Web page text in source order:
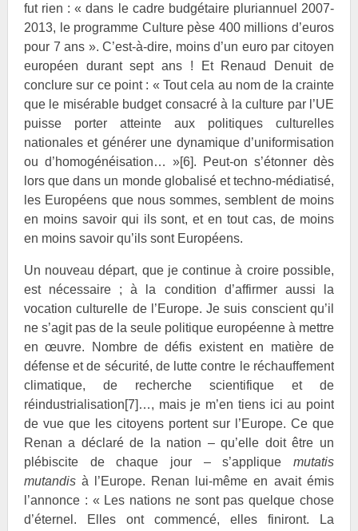
fut rien : « dans le cadre budgétaire pluriannuel 2007-
2013, le programme Culture pèse 400 millions d’euros
pour 7 ans ». C’est-à-dire, moins d’un euro par citoyen
européen durant sept ans ! Et Renaud
Denuit de
conclure sur ce point : « Tout cela au nom de la crainte
que le misérable budget consacré à la culture par l’UE
puisse porter atteinte aux politiques culturelles
nationales et générer une dynamique d’uniformisation
ou d’homogénéisation… »[6]. Peut-on s’étonner dès
lors que dans un monde globalisé et techno-médiatisé,
les Européens que nous sommes, semblent de moins
en moins savoir qui ils sont, et en tout cas, de moins
en moins savoir qu’ils sont Européens.
Un nouveau départ, que je continue à croire possible,
est nécessaire ; à la condition d’affirmer aussi la
vocation culturelle de l’Europe. Je suis conscient qu’il
ne s’agit pas de la seule politique européenne à mettre
en œuvre. Nombre de défis existent en matière de
défense et de sécurité, de lutte contre le réchauffement
climatique, de recherche scientifique et de
réindustrialisation[7] …, mais je m’en tiens ici au point
de vue que les citoyens portent sur l’Europe. Ce que
Renan a déclaré de la nation – qu’elle doit être un
plébiscite de chaque jour – s’applique mutatis
mutandisà l’Europe. Renan lui-même en avait émis
l’annonce : « Les nations ne sont pas quelque chose
d’éternel. Elles ont commencé, elles finiront. La